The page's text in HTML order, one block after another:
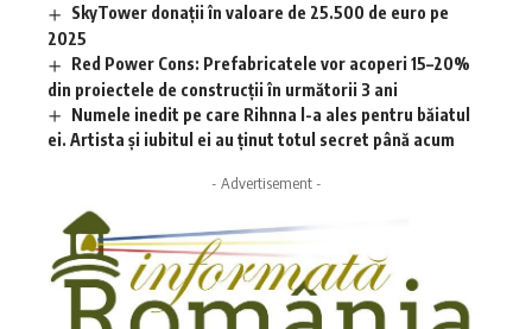
SkyTower donații în valoare de 25.500 de euro pe
2025
Red Power Cons: Prefabricatele vor acoperi 15–20%
din proiectele de construcții în următorii 3 ani
Numele inedit pe care Rihnna l-a ales pentru băiatul
ei. Artista și iubitul ei au ținut totul secret până acum
- Advertisement -